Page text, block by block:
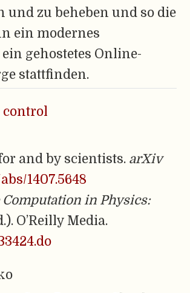
und zu beheben und so die
ein modernes
gehostetes Online-
stattfinden.
control
and by scientists. arXiv
1407.5648
in Physics:
O’Reilly Media.